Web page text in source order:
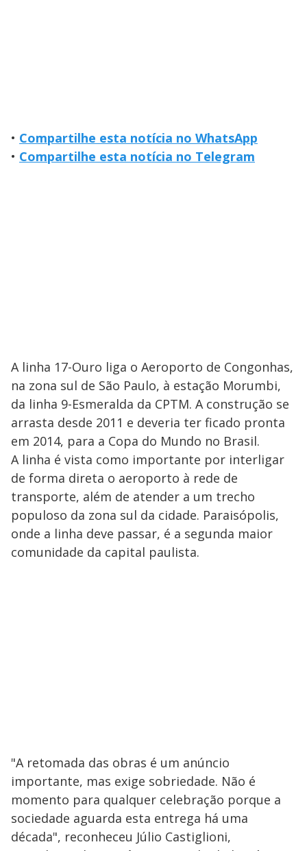
• Compartilhe esta notícia no WhatsApp
• Compartilhe esta notícia no Telegram
A linha 17-Ouro liga o Aeroporto de Congonhas,
na zona sul de São Paulo, à estação Morumbi,
da linha 9-Esmeralda da CPTM. A construção se
arrasta desde 2011 e deveria ter ficado pronta
em 2014, para a Copa do Mundo no Brasil.
A linha é vista como importante por interligar
de forma direta o aeroporto à rede de
transporte, além de atender a um trecho
populoso da zona sul da cidade. Paraisópolis,
onde a linha deve passar, é a segunda maior
comunidade da capital paulista.
"A retomada das obras é um anúncio
importante, mas exige sobriedade. Não é
momento para qualquer celebração porque a
sociedade aguarda esta entrega há uma
década", reconheceu Júlio Castiglioni,